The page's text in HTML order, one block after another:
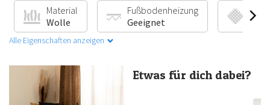
Material
Wolle
Fußbodenheizung
Geeignet
Alle Eigenschaften anzeigen
Etwas für dich dabei?